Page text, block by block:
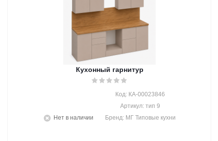
Кухонный гарнитур
Нет в наличии
Код: КА-00023846
Артикул: тип 9
Бренд: МГ Типовые кухни